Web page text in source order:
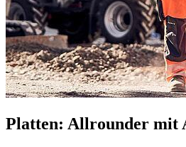
Platten: Allrounder mit